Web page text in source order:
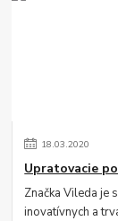
18.03.2020
Upratovacie
Značka Vileda je
inovatívnych a